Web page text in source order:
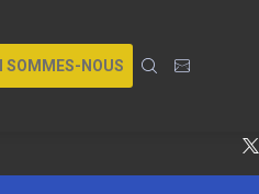
SOMMES-NOUS